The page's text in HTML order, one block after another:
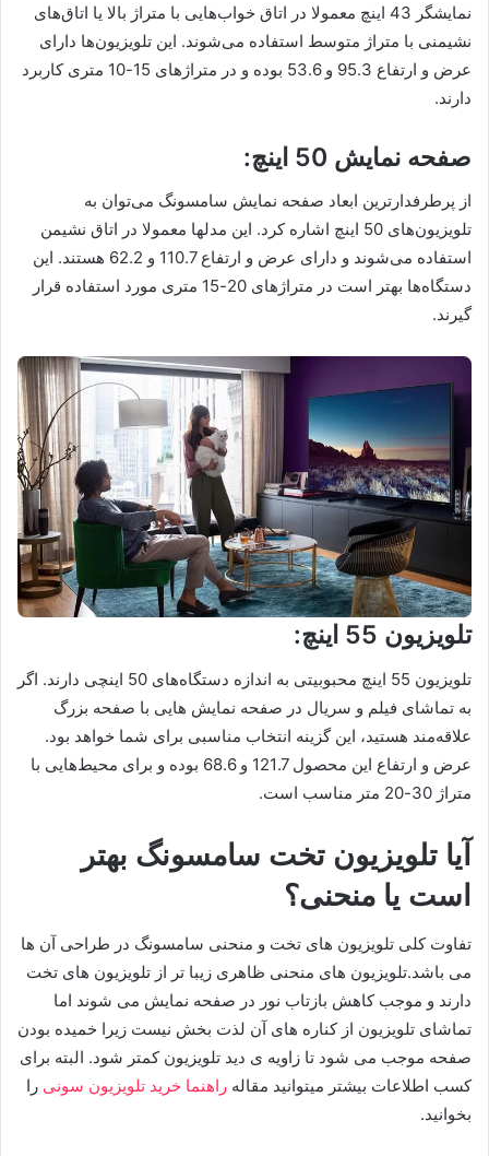
نمایشگر 43 اینچ معمولا در اتاق خواب‌هایی با متراژ بالا یا اتاق‌های
نشیمنی با متراژ متوسط استفاده می‌شوند. این تلویزیون‌ها دارای
عرض و ارتفاع 95.3 و 53.6 بوده و در متراژهای 15-10 متری کاربرد
دارند.
صفحه نمایش 50 اینچ:
از پرطرفدارترین ابعاد صفحه نمایش سامسونگ می‌توان به
تلویزیون‌های 50 اینچ اشاره کرد. این مدلها معمولا در اتاق نشیمن
استفاده می‌شوند و دارای عرض و ارتفاع 110.7 و 62.2 هستند. این
دستگاه‌ها بهتر است در متراژ‌های 20-15 متری مورد استفاده قرار
گیرند.
تلویزیون 55 اینچ:
تلویزیون 55 اینچ محبوبیتی به اندازه دستگاه‌های 50 اینچی دارند. اگر
به تماشای فیلم و سریال در صفحه نمایش هایی با صفحه بزرگ
علاقه‌مند هستید، این گزینه انتخاب مناسبی برای شما خواهد بود.
عرض و ارتفاع این محصول 121.7 و 68.6 بوده و برای محیط‌هایی با
متراژ 30-20 متر مناسب است.
آیا تلویزیون تخت سامسونگ بهتر
است یا منحنی؟
تفاوت کلی تلویزیون های تخت و منحنی سامسونگ در طراحی آن ها
می باشد.تلویزیون های منحنی ظاهری زیبا تر از تلویزیون های تخت
دارند و موجب کاهش بازتاب نور در صفحه نمایش می شوند اما
تماشای تلویزیون از کناره های آن لذت بخش نیست زیرا خمیده بودن
صفحه موجب می شود تا زاویه ی دید تلویزیون کمتر شود. البته برای
کسب اطلاعات بیشتر میتوانید مقاله راهنما خرید تلویزیون سونی را
بخوانید.